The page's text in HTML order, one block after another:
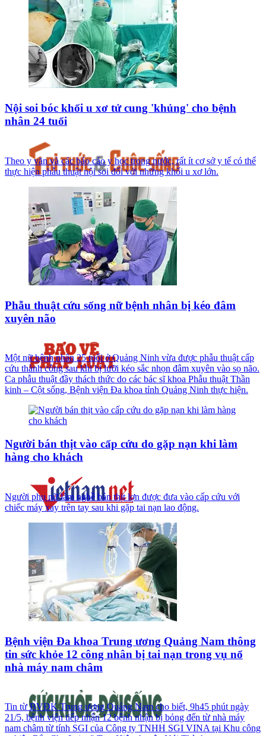
Nội soi bóc khối u xơ tử cung 'khủng' cho bệnh
nhân 24 tuổi
Theo y văn và các báo cáo y học trong nước, rất ít cơ sở y tế có thể
thực hiện phẫu thuật nội soi đối với những khối u xơ lớn.
Phẫu thuật cứu sống nữ bệnh nhân bị kéo đâm
xuyên não
Một nữ bệnh nhân 25 tuổi ở Quảng Ninh vừa được phẫu thuật cấp
cứu thành công sau khi bị lưỡi kéo sắc nhọn đâm xuyên vào sọ não.
Ca phẫu thuật đầy thách thức do các bác sĩ khoa Phẫu thuật Thần
kinh – Cột sống, Bệnh viện Đa khoa tỉnh Quảng Ninh thực hiện.
Người bán thịt vào cấp cứu do gặp nạn khi làm
hàng cho khách
Người phụ nữ làm nghề bán thịt lợn được đưa vào cấp cứu với
chiếc máy xay trên tay sau khi gặp tai nạn lao động.
Bệnh viện Đa khoa Trung ương Quảng Nam thông
tin sức khỏe 12 công nhân bị tai nạn trong vụ nổ
nhà máy nam châm
Tin từ BVĐK Trung ương Quảng Nam cho biết, 9h45 phút ngày
21/5, bệnh viện tiếp nhận 12 bệnh nhận bị bỏng đến từ nhà máy
nam châm từ tính SGI của Công ty TNHH SGI VINA tại Khu công